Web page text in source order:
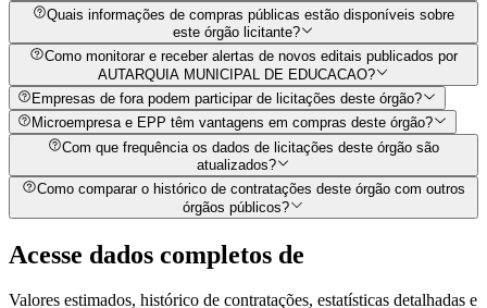
Quais informações de compras públicas estão disponíveis sobre
este órgão licitante?
Como monitorar e receber alertas de novos editais publicados por
AUTARQUIA MUNICIPAL DE EDUCACAO?
Empresas de fora podem participar de licitações deste órgão?
Microempresa e EPP têm vantagens em compras deste órgão?
Com que frequência os dados de licitações deste órgão são
atualizados?
Como comparar o histórico de contratações deste órgão com outros
órgãos públicos?
Acesse dados completos de
Valores estimados, histórico de contratações, estatísticas detalhadas e